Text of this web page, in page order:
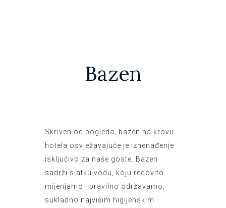
Bazen
Skriven od pogleda, bazen na krovu
hotela osvježavajuće je iznenađenje
isključivo za naše goste. Bazen
sadrži slatku vodu, koju redovito
mijenjamo i pravilno održavamo,
sukladno najvišim higijenskim